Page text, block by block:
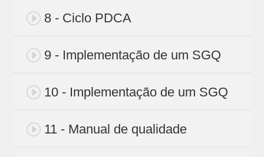
8 - Ciclo PDCA
9 - Implementação de um SGQ
10 - Implementação de um SGQ
11 - Manual de qualidade